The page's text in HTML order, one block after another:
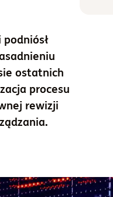
ostatnich
procesu
rewizji